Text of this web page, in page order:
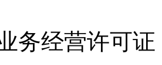
务经营许可